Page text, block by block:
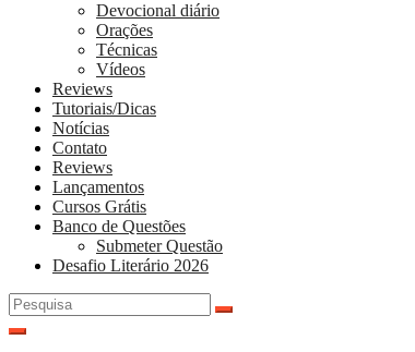
Devocional diário
Orações
Técnicas
Vídeos
Reviews
Tutoriais/Dicas
Notícias
Contato
Reviews
Lançamentos
Cursos Grátis
Banco de Questões
Submeter Questão
Desafio Literário 2026
Pesquisar
por: